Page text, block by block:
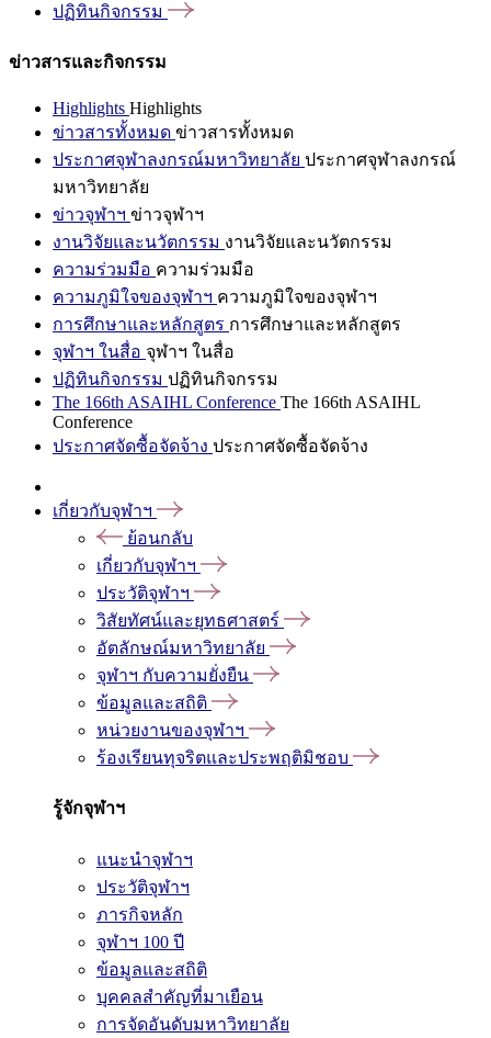
ปฏิทินกิจกรรม
ข่าวสารและกิจกรรม
Highlights Highlights
ข่าวสารทั้งหมด ข่าวสารทั้งหมด
ประกาศจุฬาลงกรณ์มหาวิทยาลัย ประกาศจุฬาลงกรณ์
มหาวิทยาลัย
ข่าวจุฬาฯ ข่าวจุฬาฯ
งานวิจัยและนวัตกรรม งานวิจัยและนวัตกรรม
ความร่วมมือ ความร่วมมือ
ความภูมิใจของจุฬาฯ ความภูมิใจของจุฬาฯ
การศึกษาและหลักสูตร การศึกษาและหลักสูตร
จุฬาฯ ในสื่อ จุฬาฯ ในสื่อ
ปฏิทินกิจกรรม ปฏิทินกิจกรรม
The 166th ASAIHL Conference The 166th ASAIHL
Conference
ประกาศจัดซื้อจัดจ้าง ประกาศจัดซื้อจัดจ้าง
เกี่ยวกับจุฬาฯ
ย้อนกลับ
เกี่ยวกับจุฬาฯ
ประวัติจุฬาฯ
วิสัยทัศน์และยุทธศาสตร์
อัตลักษณ์มหาวิทยาลัย
จุฬาฯ กับความยั่งยืน
ข้อมูลและสถิติ
หน่วยงานของจุฬาฯ
ร้องเรียนทุจริตและประพฤติมิชอบ
รู้จักจุฬาฯ
แนะนำจุฬาฯ
ประวัติจุฬาฯ
ภารกิจหลัก
จุฬาฯ 100 ปี
ข้อมูลและสถิติ
บุคคลสำคัญที่มาเยือน
การจัดอันดับมหาวิทยาลัย